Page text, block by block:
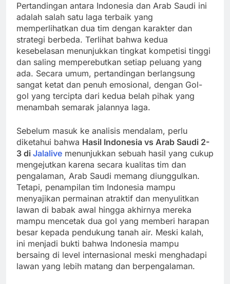
Pertandingan antara Indonesia dan Arab Saudi ini
adalah salah satu laga terbaik yang
memperlihatkan dua tim dengan karakter dan
strategi berbeda. Terlihat bahwa kedua
kesebelasan menunjukkan tingkat kompetisi tinggi
dan saling memperebutkan setiap peluang yang
ada. Secara umum, pertandingan berlangsung
sangat ketat dan penuh emosional, dengan Gol-
gol yang tercipta dari kedua belah pihak yang
menambah semarak jalannya laga.
Sebelum masuk ke analisis mendalam, perlu
diketahui bahwa Hasil Indonesia vs Arab Saudi 2-
3 di Jalalive menunjukkan sebuah hasil yang cukup
mengejutkan karena secara kualitas tim dan
pengalaman, Arab Saudi memang diunggulkan.
Tetapi, penampilan tim Indonesia mampu
menyajikan permainan atraktif dan menyulitkan
lawan di babak awal hingga akhirnya mereka
mampu mencetak dua gol yang memberi harapan
besar kepada pendukung tanah air. Meski kalah,
ini menjadi bukti bahwa Indonesia mampu
bersaing di level internasional meski menghadapi
lawan yang lebih matang dan berpengalaman.